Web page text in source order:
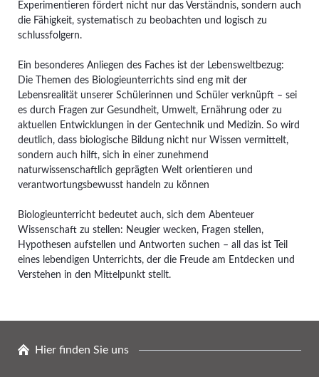
Experimentieren fördert nicht nur das Verständnis, sondern auch
die Fähigkeit, systematisch zu beobachten und logisch zu
schlussfolgern.
Ein besonderes Anliegen des Faches ist der Lebensweltbezug:
Die Themen des Biologieunterrichts sind eng mit der
Lebensrealität unserer Schülerinnen und Schüler verknüpft – sei
es durch Fragen zur Gesundheit, Umwelt, Ernährung oder zu
aktuellen Entwicklungen in der Gentechnik und Medizin. So wird
deutlich, dass biologische Bildung nicht nur Wissen vermittelt,
sondern auch hilft, sich in einer zunehmend
naturwissenschaftlich geprägten Welt orientieren und
verantwortungsbewusst handeln zu können
Biologieunterricht bedeutet auch, sich dem Abenteuer
Wissenschaft zu stellen: Neugier wecken, Fragen stellen,
Hypothesen aufstellen und Antworten suchen – all das ist Teil
eines lebendigen Unterrichts, der die Freude am Entdecken und
Verstehen in den Mittelpunkt stellt.
Hier finden Sie uns